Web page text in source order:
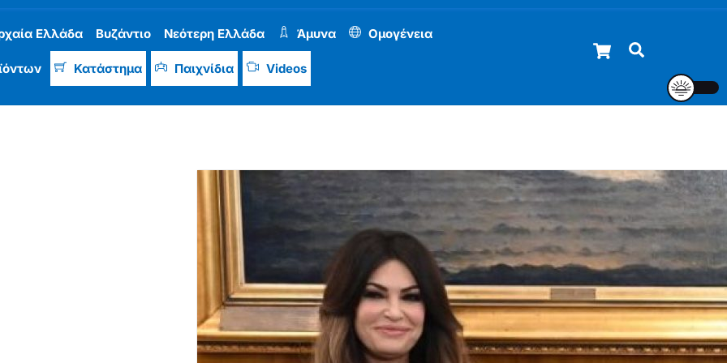
Cart
Ελλάδα Βυζάντιο Νεότερη Ελλάδα Άμυνα Ομογένεια
Κατάστημα Παιχνίδια Videos